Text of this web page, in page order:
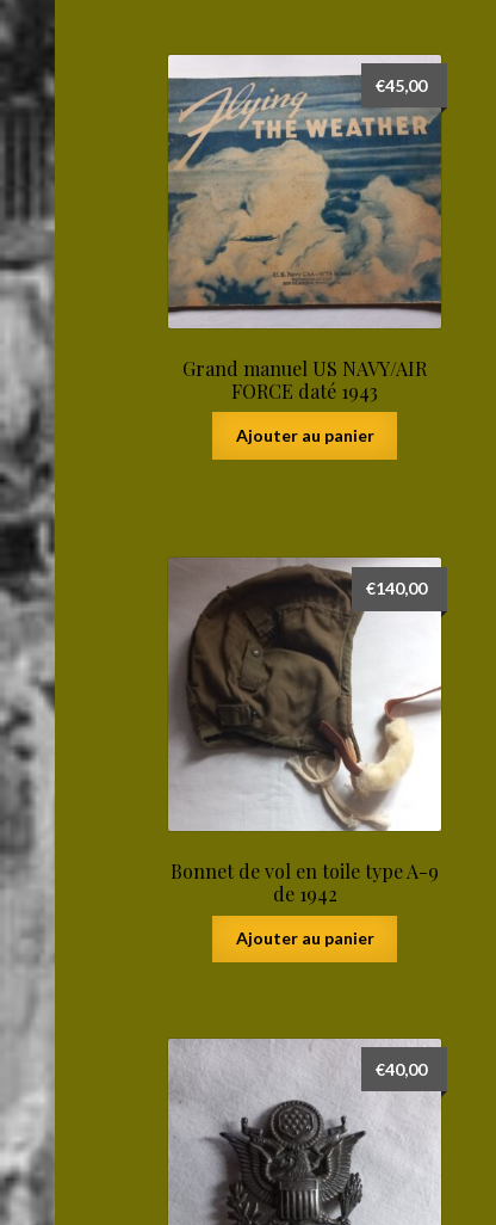
Grand manuel US NAVY/AIR
FORCE daté 1943
€45,00
Ajouter au panier
Bonnet de vol en toile type A-9
de 1942
€140,00
Ajouter au panier
€40,00